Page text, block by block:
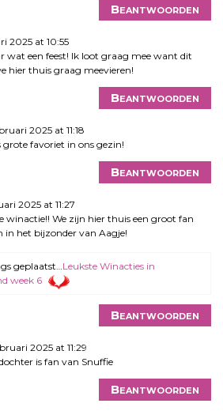
Beantwoorden
2025 at 10:55
wat een feest! Ik loot graag mee want dit
hier thuis graag meevieren!
Beantwoorden
2025 at 11:18
grote favoriet in ons gezin!
Beantwoorden
2025 at 11:27
winactie!! We zijn hier thuis een groot fan
in het bijzonder van Aagje!
geplaatst… Leukste Winacties in
week 6
Beantwoorden
2025 at 11:29
is fan van Snuffie
Beantwoorden